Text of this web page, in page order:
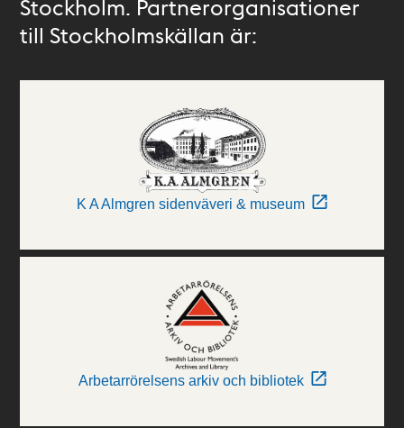
Stockholm. Partnerorganisationer
till Stockholmskällan är:
K A Almgren sidenväveri & museum
Arbetarrörelsens arkiv och bibliotek